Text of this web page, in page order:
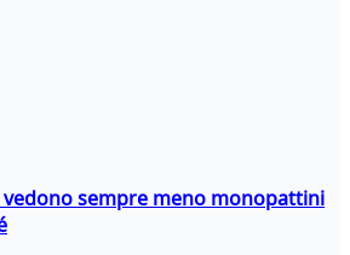
sempre meno monopattini